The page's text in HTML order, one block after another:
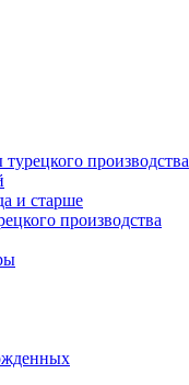
производства
и старше
производства